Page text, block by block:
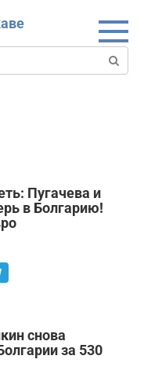
Пугачева и
в Болгарию!
снова
за 530